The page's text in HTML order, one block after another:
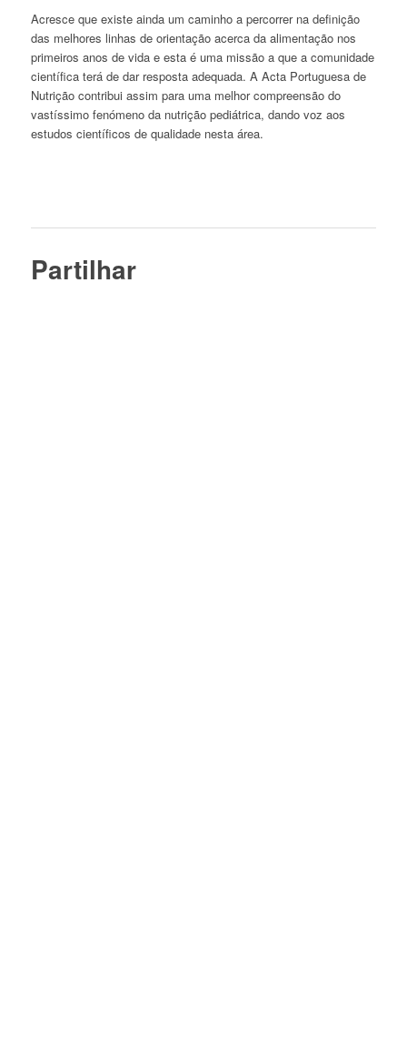
Acresce que existe ainda um caminho a percorrer na definição
das melhores linhas de orientação acerca da alimentação nos
primeiros anos de vida e esta é uma missão a que a comunidade
científica terá de dar resposta adequada. A Acta Portuguesa de
Nutrição contribui assim para uma melhor compreensão do
vastíssimo fenómeno da nutrição pediátrica, dando voz aos
estudos científicos de qualidade nesta área.
Partilhar